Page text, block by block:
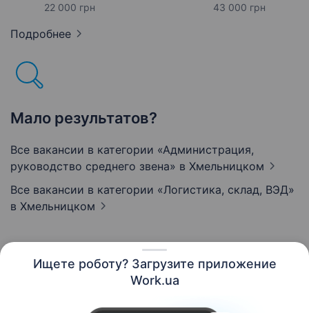
Ищете роботу? Загрузите приложение
Work.ua
22 000 грн 43 000 грн
Подробнее
Мало результатов?
Все вакансии в категории «Администрация,
руководство среднего звена» в Хмельницком
Все вакансии в категории «Логистика, склад, ВЭД»
в Хмельницком